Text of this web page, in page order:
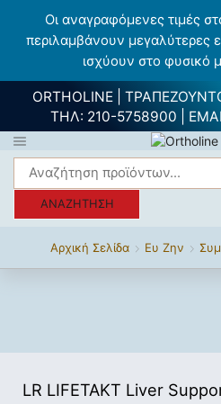
Οι αναγραφόμενες τιμές
περιλαμβάνουν μεγαλύτερες
ισχύουν στο φυσικό
ORTHOLINE |
ΤΗΛ: 210-5758900 |
ΑΝΑΖΉΤΗΣΗ
Αρχική Σελίδα Ευ Ζην
LR LIFETAKT Liver